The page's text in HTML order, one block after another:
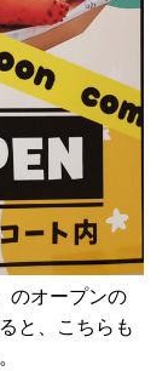
のオープンの
と、こちらも